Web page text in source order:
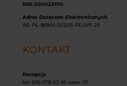
KRS 0000231110
Adres Doręczeń Elektronicznych
AE: PL-86901-50205-FEUVF-25
KONTAKT
Recepcja
tel: (58) 678 03 95 wew. 10